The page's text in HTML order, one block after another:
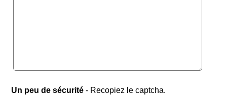
Un peu de sécurité - Recopiez le captcha.